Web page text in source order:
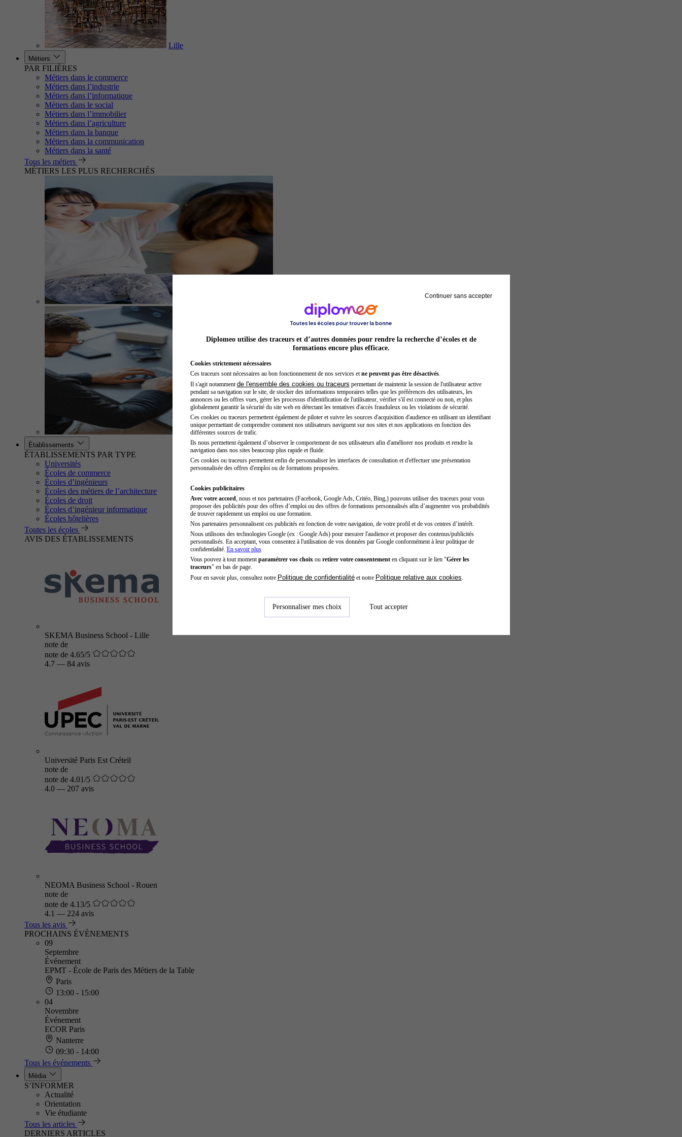
Lille
Métiers
PAR FILIÈRES
Métiers dans le commerce
Métiers dans l’industrie
Métiers dans l’informatique
Métiers dans le social
Métiers dans l’immobilier
Métiers dans l’agriculture
Métiers dans la banque
Métiers dans la communication
Métiers dans la santé
Tous les métiers
MÉTIERS LES PLUS RECHERCHÉS
Préparateur physique
Établissements
ÉTABLISSEMENTS PAR TYPE
Universités
Écoles de commerce
Écoles d’ingénieurs
Écoles des métiers de l’architecture
Écoles de droit
Écoles d’ingénieur informatique
Écoles hôtelières
Toutes les écoles
AVIS DES ÉTABLISSEMENTS
SKEMA Business School - Lille
note de
note de 4.65/5
4.7 — 84 avis
Université Paris Est Créteil
note de
note de 4.01/5
4.0 — 207 avis
NEOMA Business School - Rouen
note de
note de 4.13/5
4.1 — 224 avis
Tous les avis
PROCHAINS ÉVÈNEMENTS
09
Septembre
Événement
EPMT - École de Paris des Métiers de la Table
Paris
13:00 - 15:00
04
Novembre
Événement
ECOR Paris
Nanterre
09:30 - 14:00
Tous les événements
Média
S’INFORMER
Actualité
Orientation
Vie étudiante
Tous les articles
DERNIERS ARTICLES
Continuer sans accepter
Diplomeo utilise des traceurs et d’autres données pour rendre la recherche d’écoles et de
formations encore plus efficace.
Cookies strictement nécessaires
Ces traceurs sont nécessaires au bon fonctionnement de nos services et ne peuvent pas être désactivés.
Il s'agit notamment de l'ensemble des cookies ou traceurs permettant de maintenir la session de l'utilisateur active
pendant sa navigation sur le site, de stocker des informations temporaires telles que les préférences des utilisateurs, les
annonces ou les offres vues, gérer les processus d'identification de l'utilisateur, vérifier s'il est connecté ou non, et plus
globalement garantir la sécurité du site web en détectant les tentatives d'accès frauduleux ou les violations de sécurité.
Ces cookies ou traceurs permettent également de piloter et suivre les sources d'acquisition d'audience en utilisant un identifiant
unique permettant de comprendre comment nos utilisateurs naviguent sur nos sites et nos applications en fonction des
différentes sources de trafic.
Ils nous permettent également d’observer le comportement de nos utilisateurs afin d'améliorer nos produits et rendre la
navigation dans nos sites beaucoup plus rapide et fluide.
Ces cookies ou traceurs permettent enfin de personnaliser les interfaces de consultation et d'effectuer une présentation
personnalisée des offres d'emploi ou de formations proposées.
Cookies publicitaires
Avec votre accord , nous et nos partenaires (Facebook, Google Ads, Critéo, Bing,) pouvons utiliser des traceurs pour vous
proposer des publicités pour des offres d’emploi ou des offres de formations personnalisés afin d’augmenter vos probabilités
de trouver rapidement un emploi ou une formation.
Nos partenaires personnalisent ces publicités en fonction de votre navigation, de votre profil et de vos centres d’intérêt.
Nous utilisons des technologies Google (ex : Google Ads) pour mesurer l'audience et proposer des contenus/publicités
personnalisés. En acceptant, vous consentez à l'utilisation de vos données par Google conformément à leur politique de
confidentialité. En savoir plus
Vous pouvez à tout moment paramétrer vos choixou retirer votre consentementen cliquant sur le lien "Gérer les
traceurs" en bas de page.
Pour en savoir plus, consultez notre Politique de confidentialitéet notre Politique relative aux cookies
Personnaliser mes choix Tout accepter